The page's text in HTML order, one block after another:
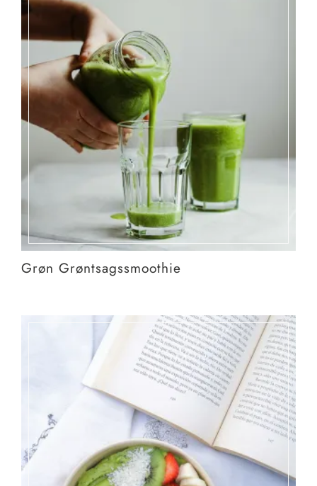
Grøn Grøntsagssmoothie